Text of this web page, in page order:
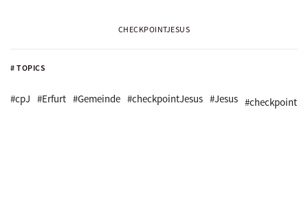
# TOPICS
#cpJ #Erfurt #Gemeinde #checkpointJesus #Jesus #checkpoint
CHECKPOINTJESUS